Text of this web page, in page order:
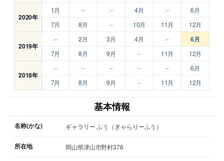
2020年
1月 – – 4月 –
6月
7月
8月 – 10月 11月 12月
2019年
– 2月 3月 4月 – 6月
7月 8月 9月 – 11月 12月
2018年
– – – – –
6月
7月
8月 9月 – 11月 12月
基本情報
名称(かな) ギャラリー ふう（ぎゃらりーふう）
所在地 岡山県津山市野村376